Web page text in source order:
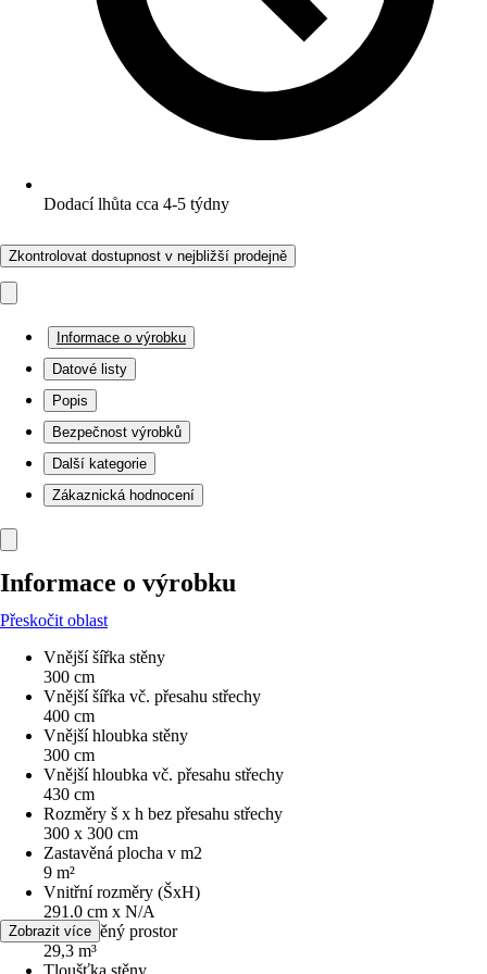
Dodací lhůta cca 4-5 týdny
Zkontrolovat dostupnost v nejbližší prodejně
Informace o výrobku
Datové listy
Popis
Bezpečnost výrobků
Další kategorie
Zákaznická hodnocení
Informace o výrobku
Přeskočit oblast
Vnější šířka stěny
300 cm
Vnější šířka vč. přesahu střechy
400 cm
Vnější hloubka stěny
300 cm
Vnější hloubka vč. přesahu střechy
430 cm
Rozměry š x h bez přesahu střechy
300 x 300 cm
Zastavěná plocha v m2
9 m²
Vnitřní rozměry (ŠxH)
291.0 cm x N/A
Obestavěný prostor
29,3 m³
Tloušťka stěny
Zobrazit více